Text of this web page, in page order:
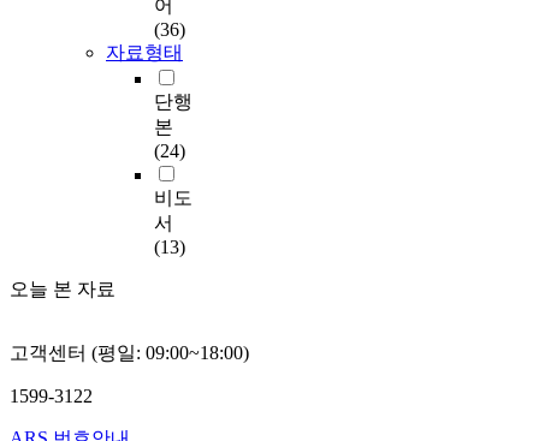
어
(36)
자료형태
단행
본
(24)
비도
서
(13)
오늘 본 자료
고객센터 (평일: 09:00~18:00)
1599-3122